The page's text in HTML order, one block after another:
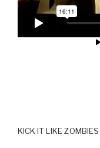
KICK IT LIKE ZOMBIES